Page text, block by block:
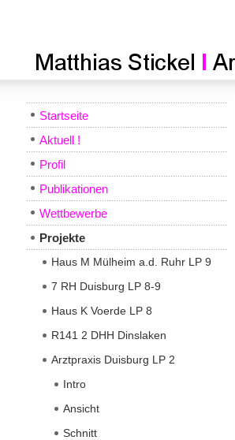
Startseite
Aktuell !
Profil
Publikationen
Wettbewerbe
Projekte
Haus M Mülheim a.d. Ruhr LP 9
7 RH Duisburg LP 8-9
Haus K Voerde LP 8
R141 2 DHH Dinslaken
Arztpraxis Duisburg LP 2
Intro
Ansicht
Schnitt